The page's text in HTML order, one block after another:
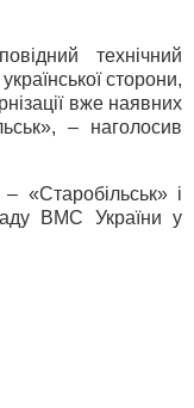
технічний
сторони,
вже наявних
– наголосив
– «Старобільськ» і
ВМС України у